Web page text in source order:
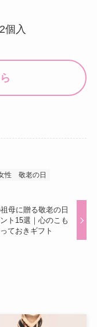
個入
性 敬老の日
母に贈る敬老の日
ト15選｜心のこも
ておきギフト